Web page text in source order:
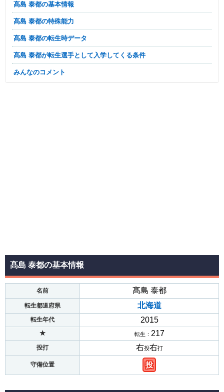
髙島 泰都の基本情報
髙島 泰都の特殊能力
髙島 泰都の転生時データ
髙島 泰都が転生選手として入学してくる条件
みんなのコメント
髙島 泰都の基本情報
名前 髙島 泰都
転生都道府県 北海道
転生年代 2015
★ 転生： 217
投打 右投右打
守備位置 投